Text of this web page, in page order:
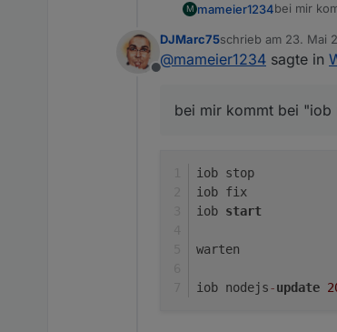
M mameier1234bei mir
Offline
DJMarc75schrieb am 23. Mai
zuletzt editiert von
@mameier1234 sagte in
bei mir kommt bei
iob stop
iob fix
iob start
warten
iob nodejs-update